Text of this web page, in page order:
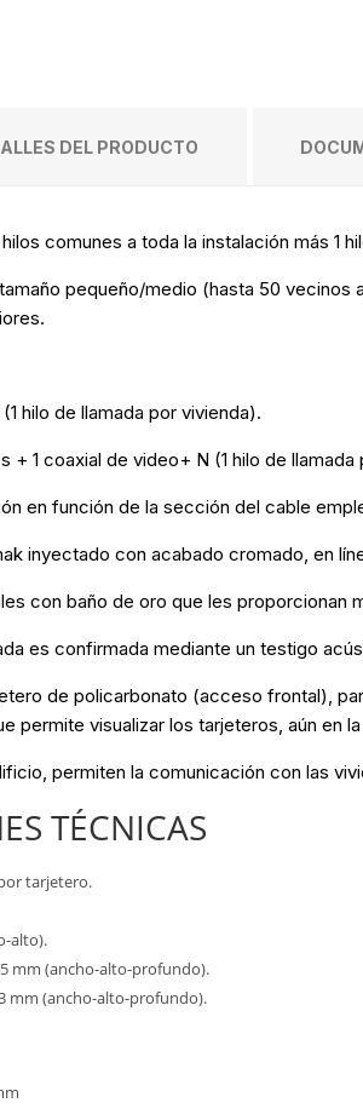
DEL PRODUCTO
comunes a toda la instalación más 1
pequeño/medio (hasta 50
hilo de llamada por vivienda).
1 coaxial de video+ N (1 hilo de llamada
en función de la sección del cable
inyectado con acabado cromado, en
con baño de oro que les proporcionan
es confirmada mediante un testigo
de policarbonato (acceso frontal),
permite visualizar los tarjeteros, aún en
permiten la comunicación con las
TÉCNICAS
tarjetero.
alto).
mm (ancho-alto-profundo).
mm (ancho-alto-profundo).